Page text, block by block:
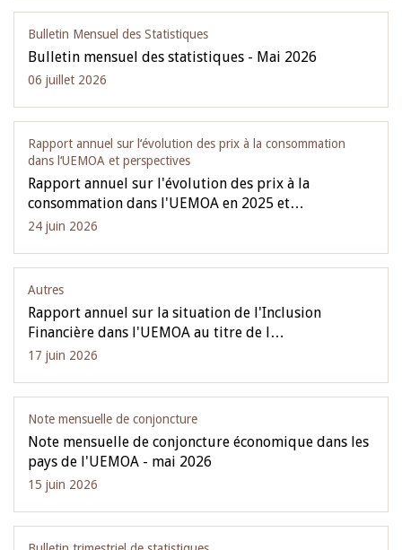
Bulletin Mensuel des Statistiques
Bulletin mensuel des statistiques - Mai 2026
06 juillet 2026
Rapport annuel sur l‘évolution des prix à la consommation
dans l‘UEMOA et perspectives
Rapport annuel sur l'évolution des prix à la
consommation dans l'UEMOA en 2025 et…
24 juin 2026
Autres
Rapport annuel sur la situation de l'Inclusion
Financière dans l'UEMOA au titre de l…
17 juin 2026
Note mensuelle de conjoncture
Note mensuelle de conjoncture économique dans les
pays de l'UEMOA - mai 2026
15 juin 2026